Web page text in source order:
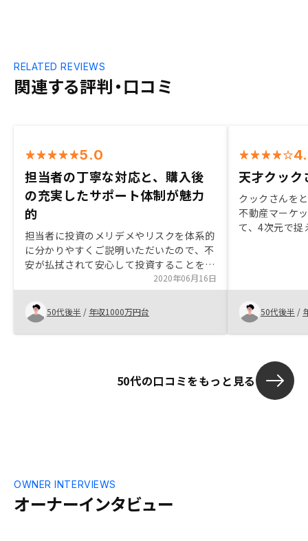
関連する評判・口コミ
RELATED REVIEWS
5.0
担当者の丁寧な対応と、購入後
の充実したサポート体制が魅力
的
担当者に投資のメリデメやリスクを体系的
に分かりやすくご説明いただいたので、不
安が払拭されて安心して投資することを決
断できました。また、リモートでの購入手
続きや家賃保証だけでなく、設備の修繕ま
で手配いただける等、至れり尽くせりのサ
ービスで、手間がかからないことも大変魅
力的です。難しい要望とは思いますが、出
2020年06月16日
50代後半 / 年収1000万円台
天才クック
クックさんを
不動産マーケ
て、4次元で
いますが、複
50代後半 /
50代の口コミをもっと見る
オーナーインタビュー
OWNER INTERVIEWS